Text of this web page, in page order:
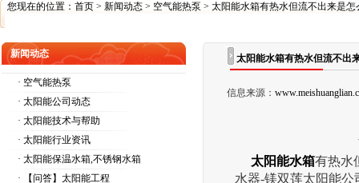
您现在的位置： 首页 > 新闻动态 > 空气能热泵 > 太阳能水箱有热水但流不出来是怎
新闻动态
· 空气能热泵
· 太阳能公司动态
· 太阳能技术与帮助
· 太阳能行业资讯
· 太阳能保温水箱,不锈钢水箱
· 【问答】太阳能工程
太阳能水箱有热水但流不出
信息来源：
太阳能水箱有热水
水器-镁双莲太阳能